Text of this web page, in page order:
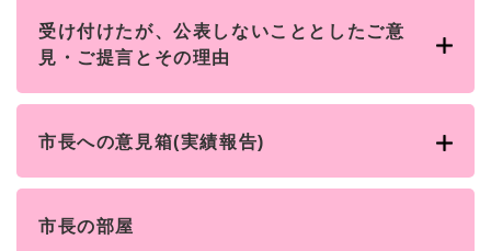
受け付けたが、公表しないこととしたご意
見・ご提言とその理由
市長への意見箱(実績報告)
市長の部屋